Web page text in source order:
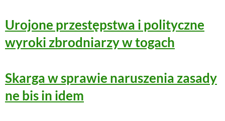
Urojone przestępstwa i polityczne
wyroki zbrodniarzy w togach
Skarga w sprawie naruszenia zasady
ne bis in idem